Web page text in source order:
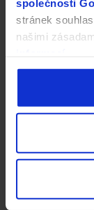
společnosti
stránek
našimi